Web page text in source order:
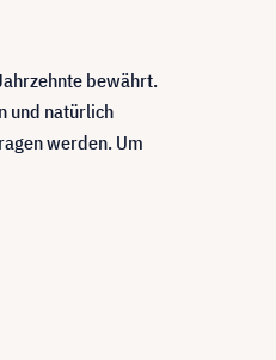
bewährt.
und natürlich
werden. Um